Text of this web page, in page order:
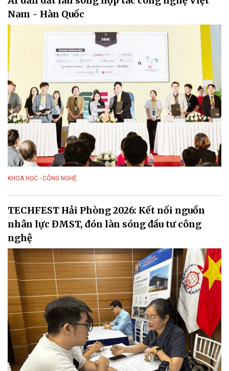
Nam - Hàn Quốc
KHOA HỌC - CÔNG NGHỆ
TECHFEST Hải Phòng 2026: Kết nối nguồn
nhân lực ĐMST, đón làn sóng đầu tư công
nghệ